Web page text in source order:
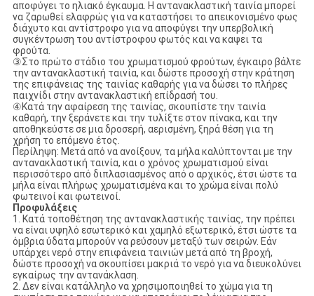
αποφύγει το ηλιακό έγκαυμα. Η αντανακλαστική ταινία μπορεί
να ζαρωθεί ελαφρώς για να καταστήσει το απεικονισμένο φως
διάχυτο και αντίστροφο για να αποφύγει την υπερβολική
συγκέντρωση του αντίστροφου φωτός και να καψει τα
φρούτα.
③Στο πρώτο στάδιο του χρωματισμού φρούτων, έγκαιρο βάλτε
την αντανακλαστική ταινία, και δώστε προσοχή στην κράτηση
της επιφάνειας της ταινίας καθαρής για να δώσει το πλήρες
παιχνίδι στην αντανακλαστική επίδρασή του.
④Κατά την αφαίρεση της ταινίας, σκουπίστε την ταινία
καθαρή, την ξεράνετε και την τυλίξτε στον πίνακα, και την
αποθηκεύστε σε μια δροσερή, αερισμένη, ξηρά θέση για τη
χρήση το επόμενο έτος.
Περίληψη: Μετά από να ανοίξουν, τα μήλα καλύπτονται με την
αντανακλαστική ταινία, και ο χρόνος χρωματισμού είναι
περισσότερο από διπλασιασμένος από ο αρχικός, έτσι ώστε τα
μήλα είναι πλήρως χρωματισμένα και το χρώμα είναι πολύ
φωτεινοί και φωτεινοί.
Προφυλάξεις
1. Κατά τοποθέτηση της αντανακλαστικής ταινίας, την πρέπει
να είναι υψηλό εσωτερικό και χαμηλό εξωτερικό, έτσι ώστε τα
όμβρια ύδατα μπορούν να ρεύσουν μεταξύ των σειρών. Εάν
υπάρχει νερό στην επιφάνεια ταινιών μετά από τη βροχή,
δώστε προσοχή να σκουπίσει μακριά το νερό για να διευκολύνει
εγκαίρως την αντανάκλαση.
2. Δεν είναι κατάλληλο να χρησιμοποιηθεί το χώμα για τη